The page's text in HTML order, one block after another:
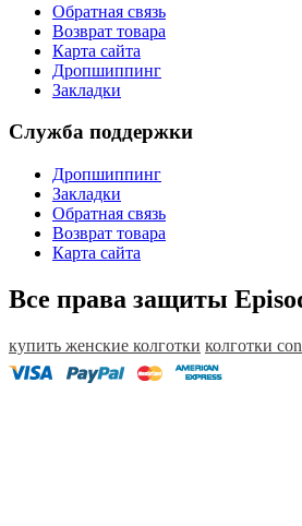
Обратная связь
Возврат товара
Карта сайта
Дропшиппинг
Закладки
Служба поддержки
Дропшиппинг
Закладки
Обратная связь
Возврат товара
Карта сайта
Все права защиты
купить женские колготки колготки